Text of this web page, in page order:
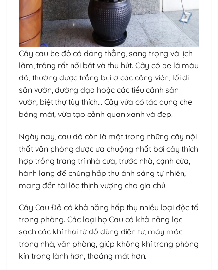
Cây cau bẹ đỏ có dáng thẳng, sang trọng và lịch
lãm, trông rất nổi bật và thu hút. Cây có bẹ lá màu
đỏ, thường được trồng bụi ở các công viên, lối đi
sân vườn, đường dạo hoặc các tiểu cảnh sân
vườn, biệt thự tùy thích… Cây vừa có tác dụng che
bóng mát, vừa tạo cảnh quan xanh và đẹp.
Ngày nay, cau đỏ còn là một trong những cây nội
thất văn phòng được ưa chuộng nhất bởi cây thích
hợp trồng trang trí nhà cửa, trước nhà, cạnh cửa,
hành lang để chúng hấp thu ánh sáng tự nhiên,
mang đến tài lộc thịnh vượng cho gia chủ.
Cây Cau Đỏ có khả năng hấp thụ nhiều loại độc tố
trong phòng. Các loại họ Cau có khả năng lọc
sạch các khí thải từ đồ dùng điện tử, máy móc
trong nhà, văn phòng, giúp không khí trong phòng
kín trong lành hơn, thoáng mát hơn.